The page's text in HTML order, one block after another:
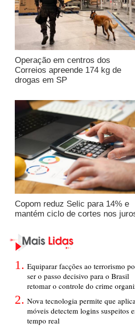
Operação em centros dos
Correios apreende 174 kg de
drogas em SP
Copom reduz Selic para 14% e
mantém ciclo de cortes nos
Equiparar facções ao terrorismo
ser o passo decisivo para o Brasil
retomar o controle do crime
Nova tecnologia permite que
móveis detectem logins suspeitos
tempo real